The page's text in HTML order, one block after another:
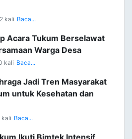
kali Baca...
Acara Tukum Berselawat
Warga Desa
kali Baca...
Jadi Tren Masyarakat
untuk Kesehatan dan
kali Baca...
Ikuti Bimtek Intensif